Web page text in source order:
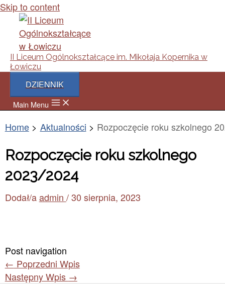
Skip to content
II Liceum Ogólnokształcące im. Mikołaja Kopernika w
Łowiczu
DZIENNIK
Main Menu
Home Aktualności Rozpoczęcie roku szkolnego
Rozpoczęcie roku szkolnego
2023/2024
Dodał/a admin /30 sierpnia, 2023
Post navigation
← Poprzedni Wpis
Następny Wpis →